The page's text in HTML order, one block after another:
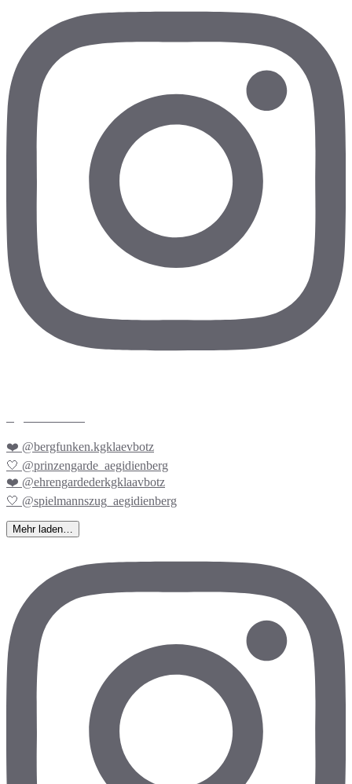
❤️ @bergfunken.kgklaevbotz
🤍 @prinzengarde_aegidienberg
❤️ @ehrengardederkgklaavbotz
🤍 @spielmannszug_aegidienberg
Mehr laden…